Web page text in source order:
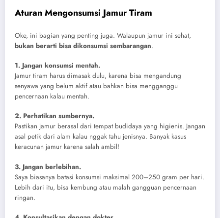
Aturan Mengonsumsi Jamur Tiram
Oke, ini bagian yang penting juga. Walaupun jamur ini sehat,
bukan berarti bisa dikonsumsi sembarangan.
1. Jangan konsumsi mentah.
Jamur tiram harus dimasak dulu, karena bisa mengandung
senyawa yang belum aktif atau bahkan bisa mengganggu
pencernaan kalau mentah.
2. Perhatikan sumbernya.
Pastikan jamur berasal dari tempat budidaya yang higienis. Jangan
asal petik dari alam kalau nggak tahu jenisnya. Banyak kasus
keracunan jamur karena salah ambil!
3. Jangan berlebihan.
Saya biasanya batasi konsumsi maksimal 200–250 gram per hari.
Lebih dari itu, bisa kembung atau malah gangguan pencernaan
ringan.